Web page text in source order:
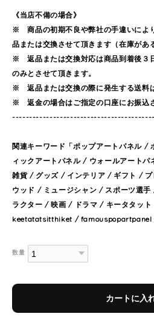
《当店不備の場合》
※ 商品の初期不良や弊社の手違いによ
品または交換させて頂きます（在庫があ
※ 返品または交換対応は商品到着後３
のみとさせて頂きます。
※ 返品または交換の際に発生する送料
※ 返金の場合はご指定の口座にお振込
関連キーワード「ポップアートパネル /
ィックアートパネル / ウォールアート
雑貨 / グッズ / インテリア / ギフト /
ウッド / ミュージシャン / スポーツ選
ラクター / 映画 / ドラマ / キータタッ
keetatatsitthiket / famouspopartpanel
数量
カートに入